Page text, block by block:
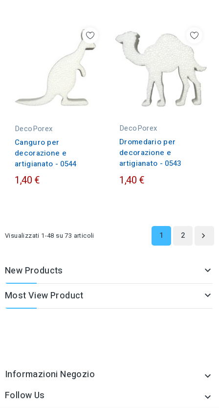
DecoPorex
Canguro per
decorazione e
artigianato - 0544
1,40 €
DecoPorex
Dromedario per
decorazione e
artigianato - 0543
1,40 €
Visualizzati 1-48 su 73 articoli 1 2 
New Products 
Most View Product 
Informazioni Negozio 
Follow Us 